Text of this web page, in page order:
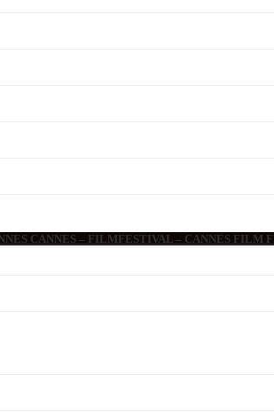
CANNES – FILMFESTIVAL – CANNES FILM